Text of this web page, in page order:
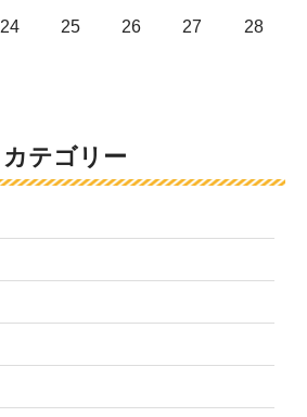
24 25 26 27
28
カテゴリー